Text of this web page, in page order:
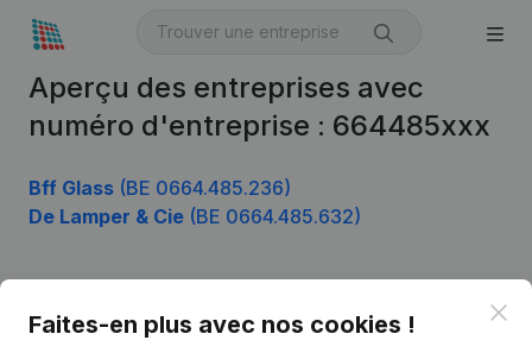
Aperçu des entreprises avec
numéro d'entreprise : 664485xxx
Bff Glass (BE 0664.485.236)
De Lamper & Cie (BE 0664.485.632)
Faites-en plus avec nos cookies !